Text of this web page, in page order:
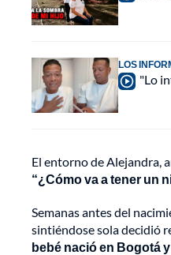
LOS
"Lo
El entorno de Alejandra,
“¿Cómo va a tener un
Semanas antes del
sintiéndose sola decidió
bebé nació en Bogotá